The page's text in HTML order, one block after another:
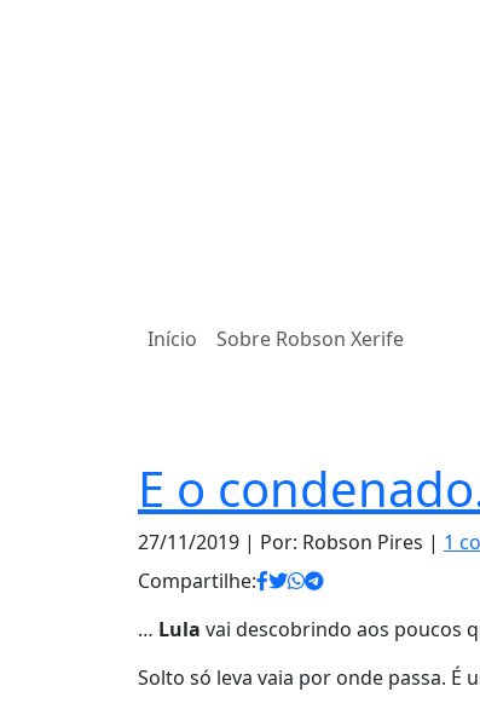
Início Sobre Robson Xerife
E o
27/11/2019 | Por: Robson Pires | 1
Compartilhe:
… Lula vai descobrindo aos poucos
Solto só leva vaia por onde passa. É